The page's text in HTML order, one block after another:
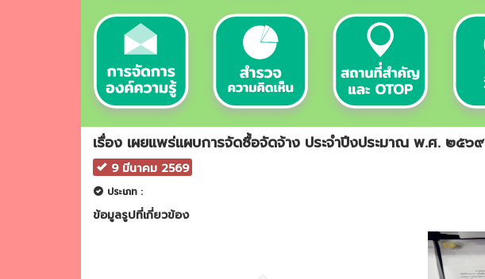
เรื่อง เผยแพร่แผบการจัดซื้อจัดจ้าง ประจำปีงประมาณ พ.ศ. ๒๕๖๙
9 มีนาคม 2569
ประเภท :
ข้อมูลรูปที่เกี่ยวข้อง